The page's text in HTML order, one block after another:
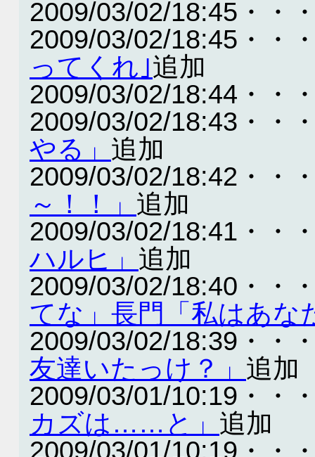
2009/03/02/18:45・・
2009/03/02/18:45・・
ってくれ｣追加
2009/03/02/18:44・・
2009/03/02/18:43・・
やる」 追加
2009/03/02/18:42・・
～！！」 追加
2009/03/02/18:41・・
ハルヒ」 追加
2009/03/02/18:40・・
てな」長門「私はあな
2009/03/02/18:39・・
友達いたっけ？」 追加
2009/03/01/10:19・・
カズは……と」 追加
2009/03/01/10:19・・